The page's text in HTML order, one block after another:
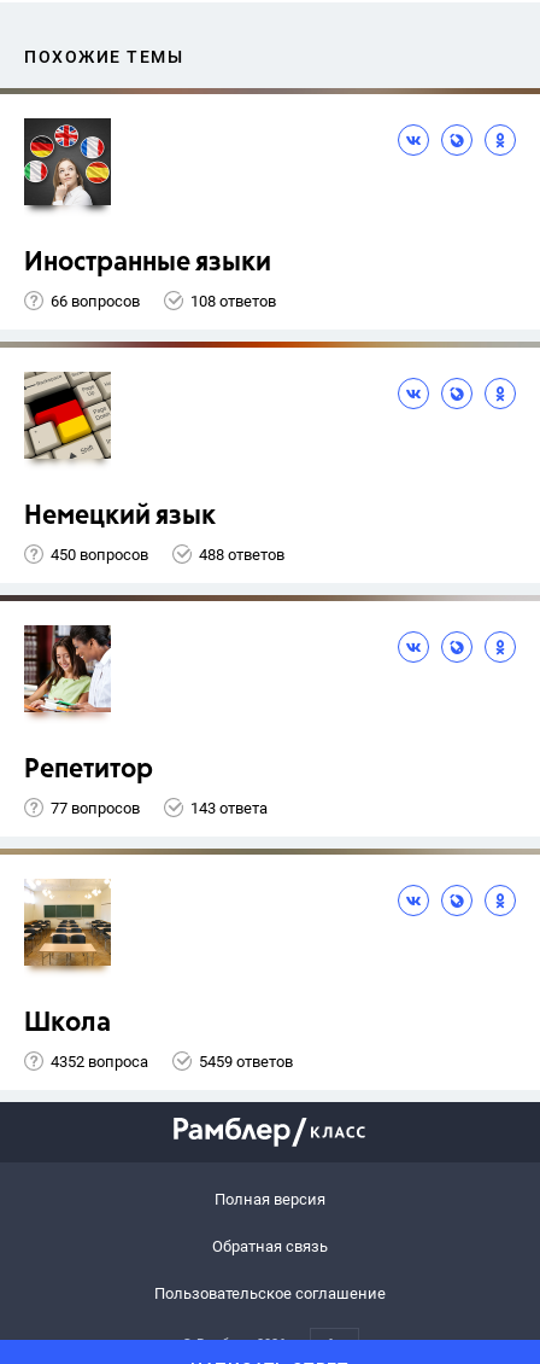
ПОХОЖИЕ ТЕМЫ
Иностранные языки
66 вопросов 108 ответов
Немецкий язык
450 вопросов 488 ответов
Репетитор
77 вопросов 143 ответа
Школа
4352 вопроса 5459 ответов
Полная версия
Обратная связь
Пользовательское соглашение
© Рамблер,2026 6+